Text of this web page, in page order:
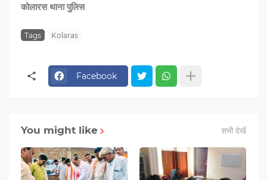
कोलारस थाना पुलिस
Tags Kolaras
Facebook
You might like सभी देखें